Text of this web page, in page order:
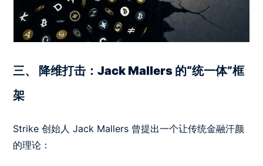
三、 降维打击：Jack Mallers 的“统一体”框
架
Strike 创始人 Jack Mallers 曾提出一个让传统金融汗颜
的理论：